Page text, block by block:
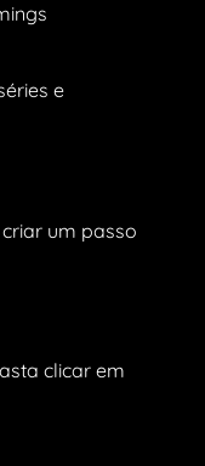
e
um passo
clicar em